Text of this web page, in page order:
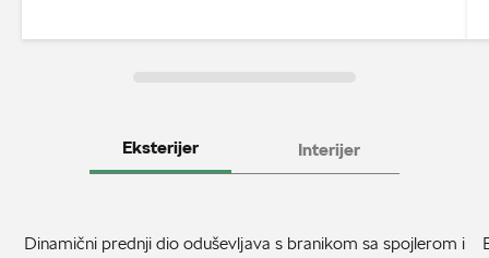
Eksterijer Interijer
Dinamični prednji dio oduševljava s branikom sa spojlerom i